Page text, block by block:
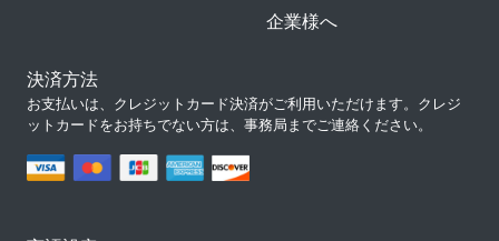
企業様へ
決済方法
お支払いは、クレジットカード決済がご利用いただけます。クレジ
ットカードをお持ちでない方は、事務局までご連絡ください。